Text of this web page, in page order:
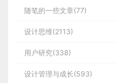
随笔的一些文章(77)
设计思维(2113)
用户研究(338)
设计管理与成长(593)